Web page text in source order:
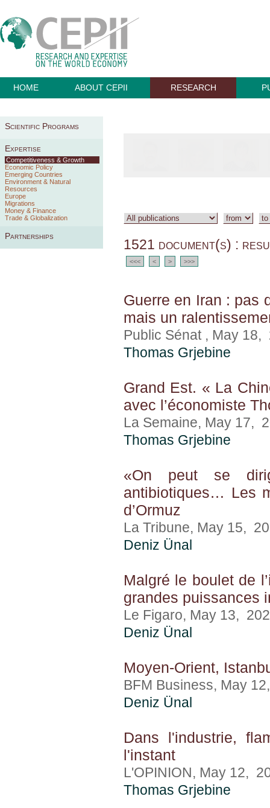
HOME ABOUT CEPII RESEARCH
Scientific Programs
Expertise
Competitiveness & Growth
Economic Policy
Emerging Countries
Environment & Natural
Resources
Europe
Migrations
Money & Finance
Trade & Globalization
Partnerships
1521 document(s) :
<<< < > >>>
Guerre en Iran : pas
mais un
Public Sénat , May 18,
Thomas Grjebine
Grand Est. « La
avec l’économiste
La Semaine, May 17,
Thomas Grjebine
«On peut se
antibiotiques… Les
d’Ormuz
La Tribune, May 15,
Deniz Ünal
Malgré le boulet de
grandes puissances
Le Figaro, May 13,
Deniz Ünal
Moyen-Orient,
BFM Business, May
Deniz Ünal
Dans l'industrie,
l'instant
L'OPINION, May 12,
Thomas Grjebine